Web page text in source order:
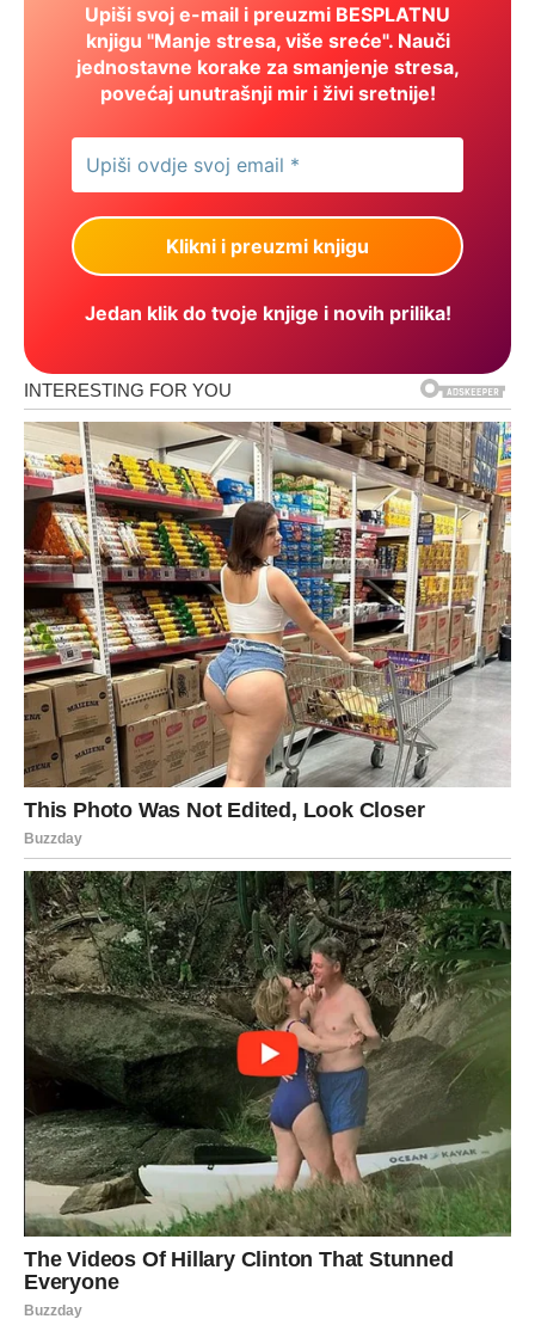
Upiši svoj e-mail i preuzmi BESPLATNU
knjigu "Manje stresa, više sreće". Nauči
jednostavne korake za smanjenje stresa,
povećaj unutrašnji mir i živi sretnije!
Jedan klik do tvoje knjige i novih prilika!